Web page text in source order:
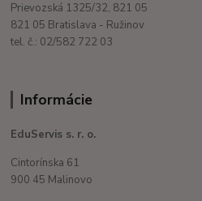
Prievozská 1325/32, 821 05
821 05 Bratislava - Ružinov
tel. č.: 02/582 722 03
Informácie
EduServis s. r. o.
Cintorínska 61
900 45 Malinovo